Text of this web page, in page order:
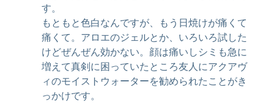
す。
もともと色白なんですが、もう日焼けが痛くて
痛くて。アロエのジェルとか、いろいろ試した
けどぜんぜん効かない。顔は痛いしシミも急に
増えて真剣に困っていたところ友人にアクアヴ
ィのモイストウォーターを勧められたことがき
っかけです。